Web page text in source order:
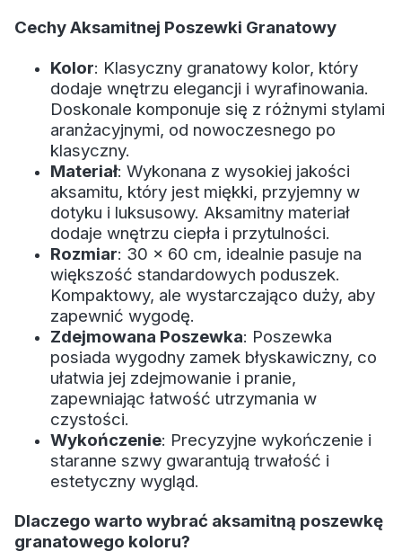
Cechy Aksamitnej Poszewki Granatowy
Kolor: Klasyczny granatowy kolor, który
dodaje wnętrzu elegancji i wyrafinowania.
Doskonale komponuje się z różnymi stylami
aranżacyjnymi, od nowoczesnego po
klasyczny.
Materiał: Wykonana z wysokiej jakości
aksamitu, który jest miękki, przyjemny w
dotyku i luksusowy. Aksamitny materiał
dodaje wnętrzu ciepła i przytulności.
Rozmiar: 30 x 60 cm, idealnie pasuje na
większość standardowych poduszek.
Kompaktowy, ale wystarczająco duży, aby
zapewnić wygodę.
Zdejmowana Poszewka: Poszewka
posiada wygodny zamek błyskawiczny, co
ułatwia jej zdejmowanie i pranie,
zapewniając łatwość utrzymania w
czystości.
Wykończenie: Precyzyjne wykończenie i
staranne szwy gwarantują trwałość i
estetyczny wygląd.
Dlaczego warto wybrać aksamitną poszewkę
granatowego koloru?